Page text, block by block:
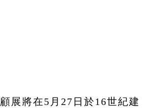
展將在5月27日於16世紀建